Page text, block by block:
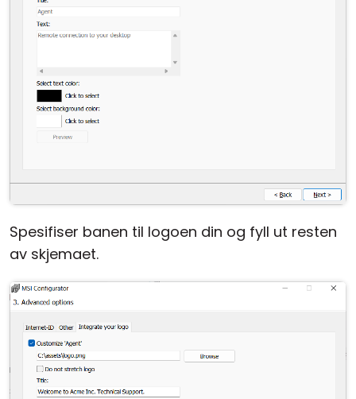
Spesifiser banen til logoen din og fyll ut resten
av skjemaet.